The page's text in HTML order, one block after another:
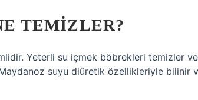
TEMIZLER?
Yeterli su içmek böbrekleri temizler ve
suyu diüretik özellikleriyle bilinir